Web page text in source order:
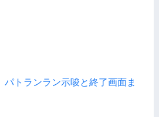
パトランラン示唆と終了画面ま